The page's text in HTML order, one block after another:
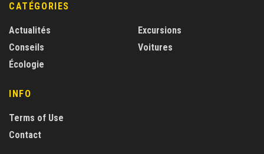
CATÉGORIES
Actualités
Conseils
Écologie
Excursions
Voitures
INFO
Terms of Use
Contact